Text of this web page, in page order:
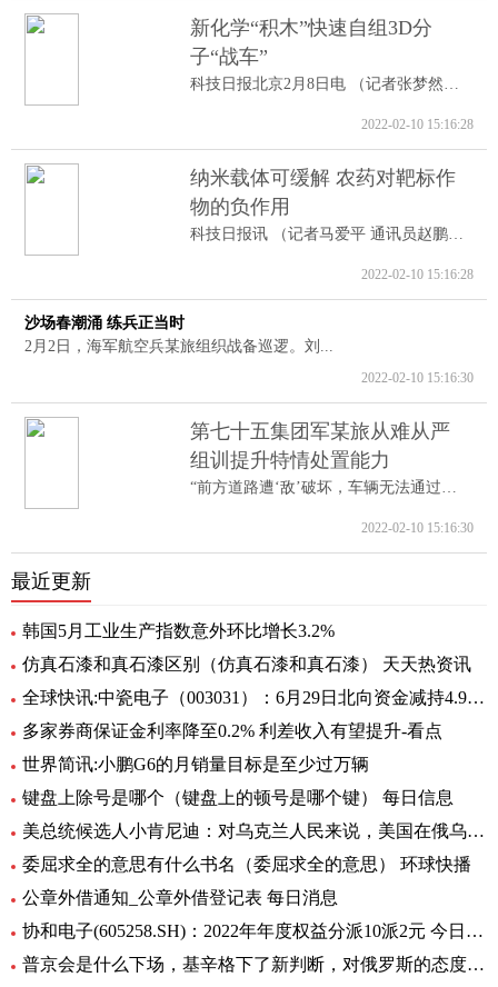
新化学“积木”快速自组3D分
子“战车”
科技日报北京2月8日电 （记者张梦然）据...
2022-02-10 15:16:28
纳米载体可缓解 农药对靶标作
物的负作用
科技日报讯 （记者马爱平 通讯员赵鹏跃...
2022-02-10 15:16:28
沙场春潮涌 练兵正当时
2月2日，海军航空兵某旅组织战备巡逻。刘...
2022-02-10 15:16:30
第七十五集团军某旅从难从严
组训提升特情处置能力
“前方道路遭‘敌’破坏，车辆无法通过。...
2022-02-10 15:16:30
最近更新
韩国5月工业生产指数意外环比增长3.2%
仿真石漆和真石漆区别（仿真石漆和真石漆） 天天热资讯
全球快讯:中瓷电子（003031）：6月29日北向资金减持4.95万股
多家券商保证金利率降至0.2% 利差收入有望提升-看点
世界简讯:小鹏G6的月销量目标是至少过万辆
键盘上除号是哪个（键盘上的顿号是哪个键） 每日信息
美总统候选人小肯尼迪：对乌克兰人民来说，美国在俄乌中扮演的角色很糟糕
委屈求全的意思有什么书名（委屈求全的意思） 环球快播
公章外借通知_公章外借登记表 每日消息
协和电子(605258.SH)：2022年年度权益分派10派2元 今日热议
普京会是什么下场，基辛格下了新判断，对俄罗斯的态度完全变了！|全球时快讯